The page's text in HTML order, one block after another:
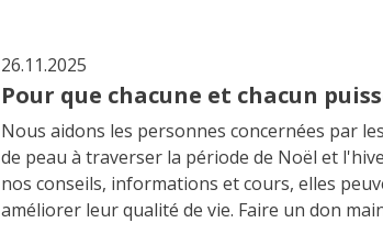
26.11.2025
Pour que chacune et chacun
Nous aidons les personnes concernées par
de peau à traverser la période de Noël et
nos conseils, informations et cours, elles
améliorer leur qualité de vie. Faire un don